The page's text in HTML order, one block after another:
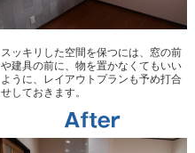
スッキリした空間を保つには、窓の前
や建具の前に、物を置かなくてもいい
ように、レイアウトプランも予め打合
せしておきます。